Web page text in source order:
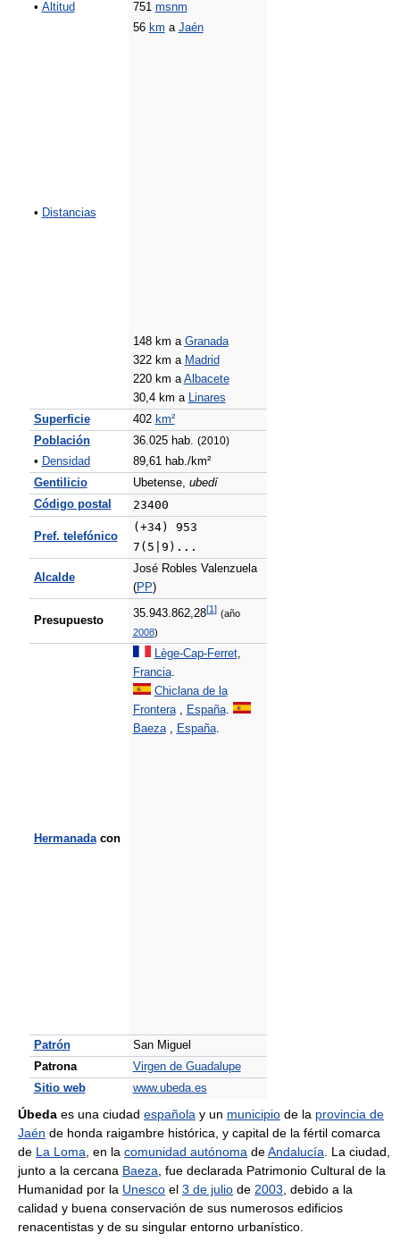
• Altitud 751 msnm
• Distancias
56 km a Jaén
148 km a Granada
322 km a Madrid
220 km aAlbacete
30,4 km a Linares
Superficie
402 km²
Población
36.025 hab. (2010)
• Densidad
89,61 hab./km²
Gentilicio
Ubetense, ubedí
Código postal
23400
Pref. telefónico
(+34) 953
7(5|9)...
Alcalde
José Robles Valenzuela
(PP)
Presupuesto
35.943.862,28[1] (año
2008)
Hermanadacon
Lège-Cap-Ferret,
Francia.
Chiclana de la
Frontera, España.
Baeza, España.
Patrón
San Miguel
Patrona
Virgen de Guadalupe
Sitio web
www.ubeda.es
Úbeda es una ciudad española y un municipio de la provincia de
Jaén de honda raigambre histórica, y capital de la fértil comarca
de La Loma , en la comunidad autónoma deAndalucía . La ciudad,
junto a la cercana Baeza , fue declarada Patrimonio Cultural de la
Humanidad por la Unesco el 3 de julio de 2003 , debido a la
calidad y buena conservación de sus numerosos edificios
renacentistas y de su singular entorno urbanístico.